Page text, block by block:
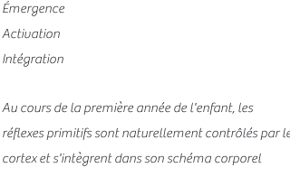
Émergence
Activation
Intégration
Au cours de la première année de l'enfant, les
réflexes primitifs sont naturellement contrôlés par le
cortex et s'intègrent dans son schéma corporel